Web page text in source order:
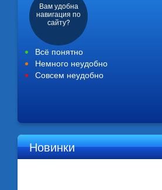
Вам удобна
навигация по
сайту?
Всё понятно
Немного неудобно
Совсем неудобно
Новинки